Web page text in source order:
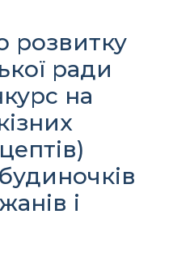
розвитку
ради
на
і